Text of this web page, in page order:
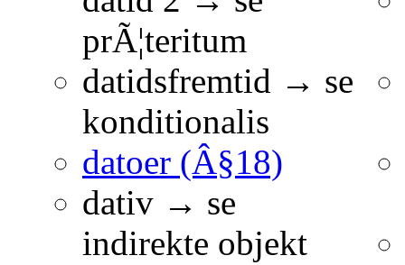
prÃ¦teritum
datidsfremtid → se
konditionalis
datoer (Â§18)
dativ → se
indirekte objekt